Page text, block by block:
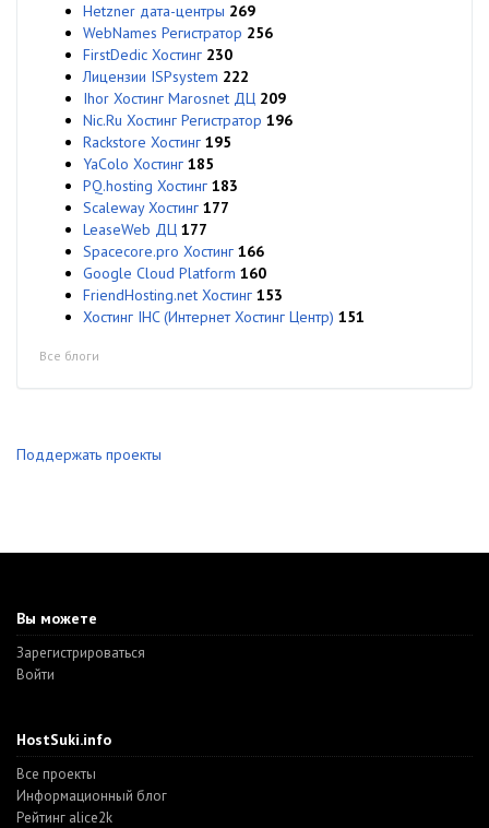
Hetzner дата-центры 269
WebNames Регистратор 256
FirstDedic Хостинг 230
Лицензии ISPsystem 222
Ihor Хостинг Marosnet ДЦ 209
Nic.Ru Хостинг Регистратор 196
Rackstore Хостинг 195
YaColo Хостинг 185
PQ.hosting Хостинг 183
Scaleway Хостинг 177
LeaseWeb ДЦ 177
Spacecore.pro Хостинг 166
Google Cloud Platform 160
FriendHosting.net Хостинг 153
Хостинг IHC (Интернет Хостинг Центр) 151
Все блоги
Поддержать проекты
Вы можете
Зарегистрироваться
Войти
HostSuki.info
Все проекты
Информационный блог
Рейтинг alice2k